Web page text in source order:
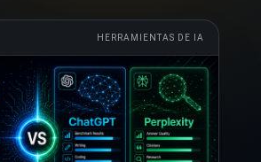
HERRAMIENTAS DE IA